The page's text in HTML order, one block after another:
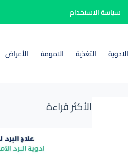
سياسة الاستخدام
الادوية التغذية الامومة الأمراض
الأكثر قراءة